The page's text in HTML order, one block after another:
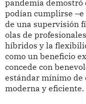
pandemia demostró
podían cumplirse
de una supervisión
olas de
híbridos y la
como un beneficio
concede con
estándar mínimo de
moderna y eficiente.